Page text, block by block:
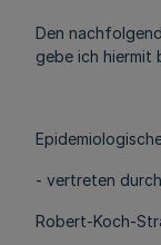
Den
gebe ich hiermit
- vertreten
Robert-Koch-